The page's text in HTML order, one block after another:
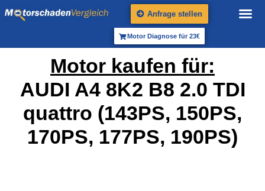
Anfrage stellen
Motor Diagnose für 23€
Motor kaufen für:
AUDI A4 8K2 B8 2.0 TDI
quattro (143PS, 150PS,
170PS, 177PS, 190PS)